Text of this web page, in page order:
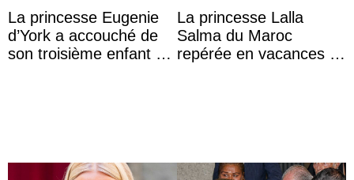
La princesse Eugenie
d’York a accouché de
son troisième enfant et
La princesse Lalla
Salma du Maroc
repérée en vacances à